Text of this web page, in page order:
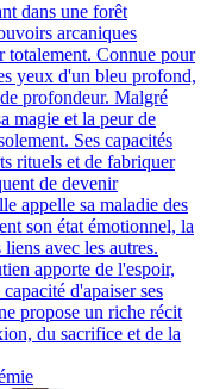
dans une forêt
arcaniques
totalement. Connue pour
yeux d'un bleu profond,
profondeur. Malgré
magie et la peur de
Ses capacités
rituels et de fabriquer
de devenir
appelle sa maladie des
son état émotionnel, la
avec les autres.
apporte de l'espoir,
d'apaiser ses
propose un riche récit
du sacrifice et de la